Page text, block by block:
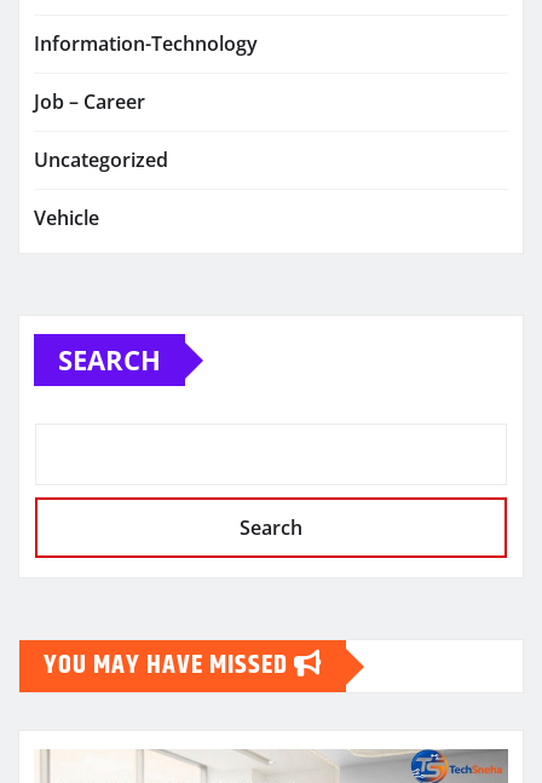
Information-Technology
Job – Career
Uncategorized
Vehicle
SEARCH
Search
YOU MAY HAVE MISSED